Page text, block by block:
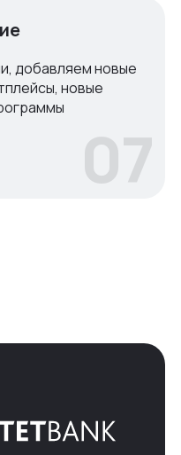
добавляем новые
новые
07